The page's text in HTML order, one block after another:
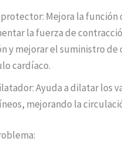
Mejora la función
la fuerza de
y mejorar el suministro de
cardíaco.
Ayuda a dilatar los
mejorando la